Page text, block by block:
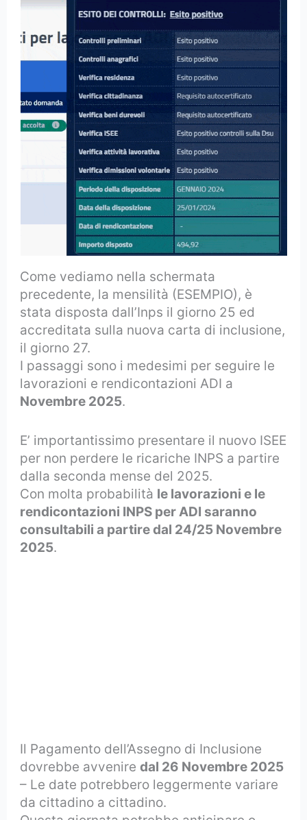
Come vediamo nella schermata
precedente, la mensilità (ESEMPIO), è
stata disposta dall’Inps il giorno 25 ed
accreditata sulla nuova carta di inclusione,
il giorno 27.
I passaggi sono i medesimi per seguire le
lavorazioni e rendicontazioni ADI a
Novembre 2025.
E’ importantissimo presentare il nuovo ISEE
per non perdere le ricariche INPS a partire
dalla seconda mense del 2025.
Con molta probabilità le lavorazioni e le
rendicontazioni INPS per ADI saranno
consultabili a partire dal 24/25 Novembre
2025.
Il Pagamento dell’Assegno di Inclusione
dovrebbe avveniredal 26 Novembre 2025
– Le date potrebbero leggermente variare
da cittadino a cittadino.